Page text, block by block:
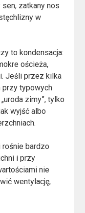
zatkany nos
w
to kondensacja:
ościeża,
Jeśli przez kilka
przy typowych
zimy”, tylko
wyjść albo
bardzo
i przy
nie
wentylację,